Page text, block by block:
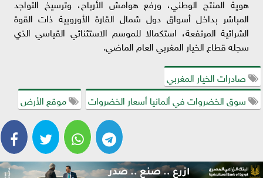
هوية المنتج الوطني، ورفع هوامش الأرباح، وترسيخ التواجد
المباشر بداخل أسواق دول شمال القارة الأوروبية ذات القوة
الشرائية المرتفعة، استكمالا للموسم الاستثنائي القياسي الذي
سجله قطاع الخيار المغربي العام الماضي.
صادرات الخيار المغربي
سوق الخضروات في ألمانيا أسعار الخضروات
موقع الأرض